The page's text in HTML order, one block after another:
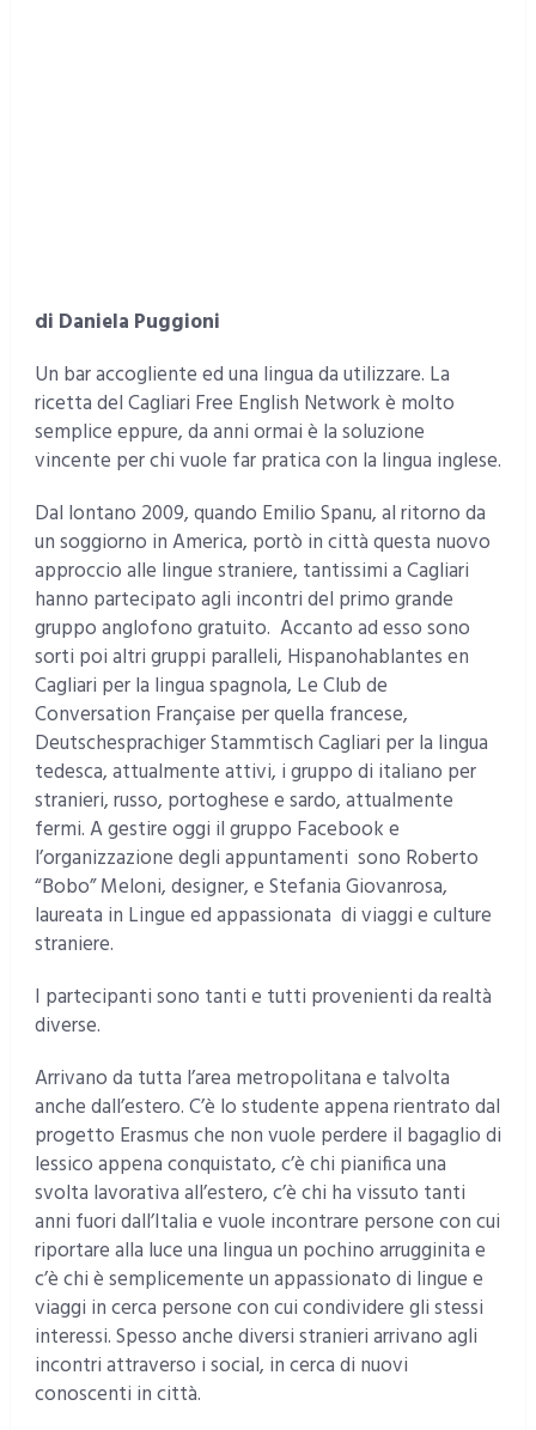
di Daniela Puggioni
Un bar accogliente ed una lingua da utilizzare. La
ricetta del Cagliari Free English Network è molto
semplice eppure, da anni ormai è la soluzione
vincente per chi vuole far pratica con la lingua inglese.
Dal lontano 2009, quando Emilio Spanu, al ritorno da
un soggiorno in America, portò in città questa nuovo
approccio alle lingue straniere, tantissimi a Cagliari
hanno partecipato agli incontri del primo grande
gruppo anglofono gratuito. Accanto ad esso sono
sorti poi altri gruppi paralleli, Hispanohablantes en
Cagliari per la lingua spagnola, Le Club de
Conversation Française per quella francese,
Deutschesprachiger Stammtisch Cagliari per la lingua
tedesca, attualmente attivi, i gruppo di italiano per
stranieri, russo, portoghese e sardo, attualmente
fermi. A gestire oggi il gruppo Facebook e
l’organizzazione degli appuntamenti sono Roberto
“Bobo” Meloni, designer, e Stefania Giovanrosa,
laureata in Lingue ed appassionata di viaggi e culture
straniere.
I partecipanti sono tanti e tutti provenienti da realtà
diverse.
Arrivano da tutta l’area metropolitana e talvolta
anche dall’estero. C’è lo studente appena rientrato dal
progetto Erasmus che non vuole perdere il bagaglio di
lessico appena conquistato, c’è chi pianifica una
svolta lavorativa all’estero, c’è chi ha vissuto tanti
anni fuori dall’Italia e vuole incontrare persone con cui
riportare alla luce una lingua un pochino arrugginita e
c’è chi è semplicemente un appassionato di lingue e
viaggi in cerca persone con cui condividere gli stessi
interessi. Spesso anche diversi stranieri arrivano agli
incontri attraverso i social, in cerca di nuovi
conoscenti in città.